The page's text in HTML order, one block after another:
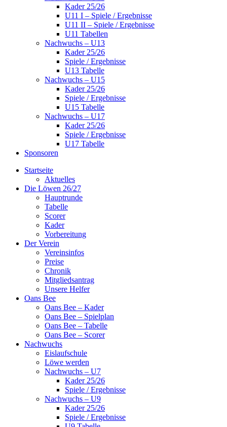
Kader 25/26
U11 I – Spiele / Ergebnisse
U11 II – Spiele / Ergebnisse
U11 Tabellen
Nachwuchs – U13
Kader 25/26
Spiele / Ergebnisse
U13 Tabelle
Nachwuchs – U15
Kader 25/26
Spiele / Ergebnisse
U15 Tabelle
Nachwuchs – U17
Kader 25/26
Spiele / Ergebnisse
U17 Tabelle
Sponsoren
Startseite
Aktuelles
Die Löwen 26/27
Hauptrunde
Tabelle
Scorer
Kader
Vorbereitung
Der Verein
Vereinsinfos
Preise
Chronik
Mitgliedsantrag
Unsere Helfer
Oans Bee
Oans Bee – Kader
Oans Bee – Spielplan
Oans Bee – Tabelle
Oans Bee – Scorer
Nachwuchs
Eislaufschule
Löwe werden
Nachwuchs – U7
Kader 25/26
Spiele / Ergebnisse
Nachwuchs – U9
Kader 25/26
Spiele / Ergebnisse